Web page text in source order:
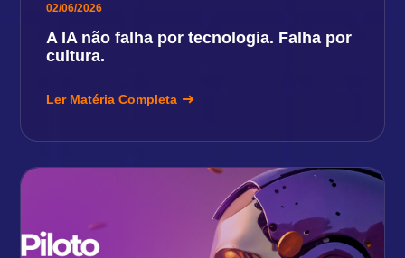
02/06/2026
A IA não falha por tecnologia. Falha por
cultura.
Ler Matéria Completa